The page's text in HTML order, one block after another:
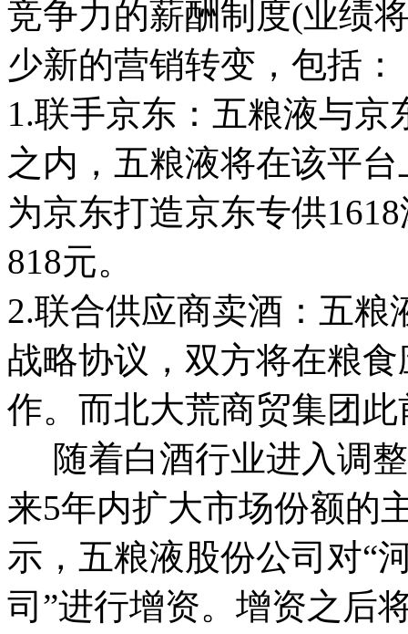
竞争力的薪酬制度(业绩
少新的营销转变，包括：
1.联手京东：五粮液与
之内，五粮液将在该平
为京东打造京东专供
818元。
2.联合供应商卖酒：五
战略协议，双方将在粮
作。而北大荒商贸集团
随着白酒行业进入调
来5年内扩大市场份额的
示，五粮液股份公司对“
司”进行增资。增资之后